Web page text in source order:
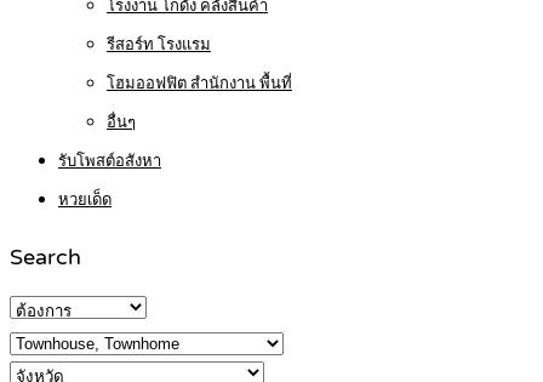
โรงงาน โกดัง คลังสินค้า
รีสอร์ท โรงแรม
โฮมออฟฟิต สำนักงาน พื้นที่
อื่นๆ
รับโพสต์อสังหา
หวยเด็ด
Search